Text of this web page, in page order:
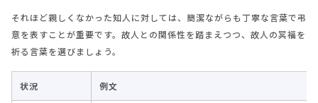
それほど親しくなかった知人に対しては、簡潔ながらも丁寧な言葉で弔
意を表すことが重要です。故人との関係性を踏まえつつ、故人の冥福を
祈る言葉を選びましょう。
状況 例文